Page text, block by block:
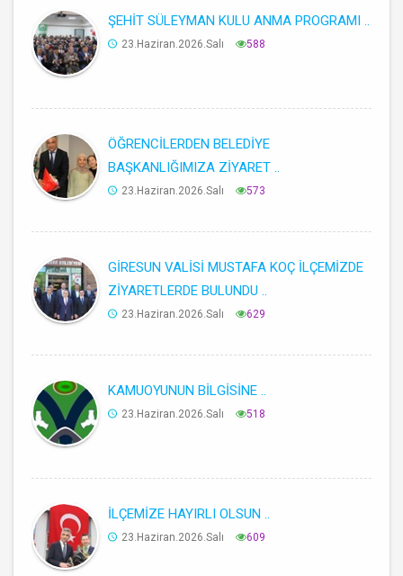
ŞEHİT SÜLEYMAN KULU ANMA PROGRAMI ..
23.Haziran.2026.Salı 588
ÖĞRENCİLERDEN BELEDİYE
BAŞKANLIĞIMIZA ZİYARET ..
23.Haziran.2026.Salı 573
GİRESUN VALİSİ MUSTAFA KOÇ İLÇEMİZDE
ZİYARETLERDE BULUNDU ..
23.Haziran.2026.Salı 629
KAMUOYUNUN BİLGİSİNE ..
23.Haziran.2026.Salı 518
İLÇEMİZE HAYIRLI OLSUN ..
23.Haziran.2026.Salı 609